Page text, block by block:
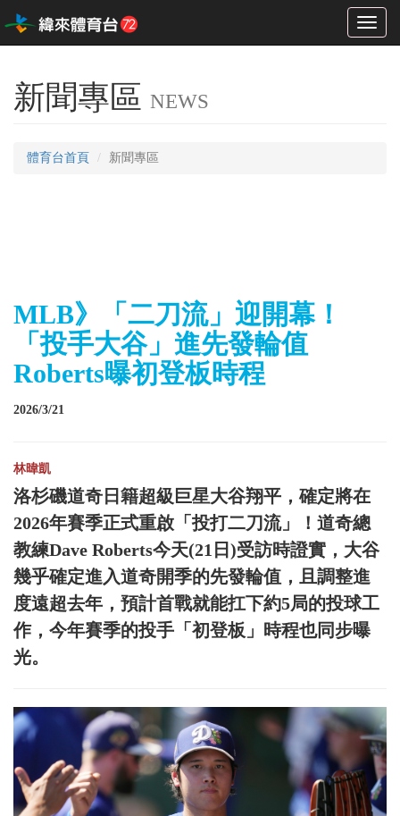
Toggle
新聞專區 NEWS
體育台首頁 新聞專區
MLB》「二刀流」迎開幕！
「投手大谷」進先發輪值
Roberts曝初登板時程
2026/3/21
林暐凱
洛杉磯道奇日籍超級巨星大谷翔平，確定將在
2026年賽季正式重啟「投打二刀流」！道奇總
教練Dave Roberts今天(21日)受訪時證實，大谷
幾乎確定進入道奇開季的先發輪值，且調整進
度遠超去年，預計首戰就能扛下約5局的投球工
作，今年賽季的投手「初登板」時程也同步曝
光。